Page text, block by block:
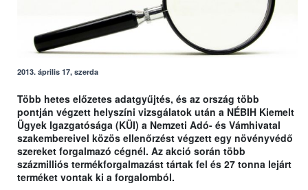
2013. április 17, szerda
Több hetes előzetes adatgyűjtés, és az ország több
pontján végzett helyszíni vizsgálatok után a NÉBIH Kiemelt
Ügyek Igazgatósága (KÜI) a Nemzeti Adó- és Vámhivatal
szakembereivel közös ellenőrzést végzett egy növényvédő
szereket forgalmazó cégnél. Az akció során több
százmilliós termékforgalmazást tártak fel és 27 tonna lejárt
terméket vontak ki a forgalomból.